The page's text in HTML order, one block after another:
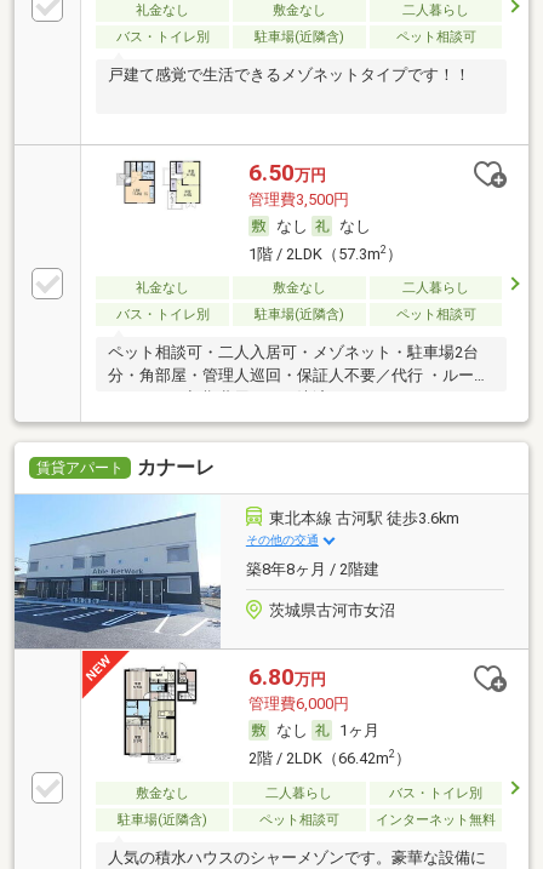
礼金なし 敷金なし
二人暮らし
バス・トイレ別
駐車場(近隣含) ペット相談可
戸建て感覚で生活できるメゾネットタイプです！！
6.50万円
管理費3,500円
なし
なし
1階 / 2LDK（57.3m2）
礼金なし 敷金なし
二人暮らし
バス・トイレ別
駐車場(近隣含) ペット相談可
ペット相談可・二人入居可・メゾネット・駐車場2台
分・角部屋・管理人巡回・保証人不要／代行 ・ルーム
賃貸アパート カナーレ
東北本線 古河駅 徒歩3.6km
その他の交通
築8年8ヶ月 / 2階建
茨城県古河市女沼
6.80万円
管理費6,000円
なし
1ヶ月
2階 / 2LDK（66.42m2）
敷金なし 二人暮らし
バス・トイレ別
駐車場(近隣含)
ペット相談可 インターネット無料
人気の積水ハウスのシャーメゾンです。豪華な設備に